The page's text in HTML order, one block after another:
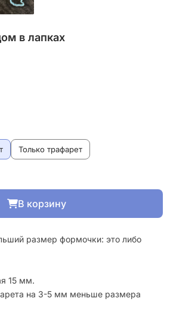
в лапках
Только трафарет
В корзину
размер формочки: это либо
15 мм.
на 3-5 мм меньше размера